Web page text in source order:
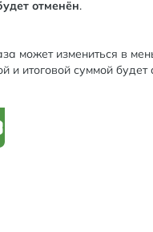
отменён.
может измениться в
и итоговой суммой будет